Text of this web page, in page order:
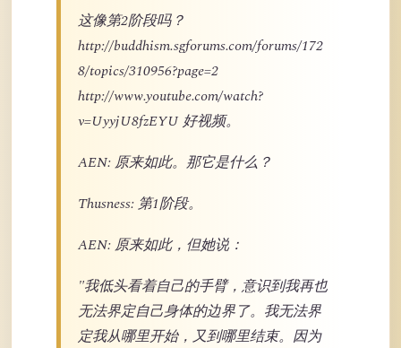
这像第2阶段吗？
http://buddhism.sgforums.com/forums/172
8/topics/310956?page=2
http://www.youtube.com/watch?
v=UyyjU8fzEYU 好视频。
AEN: 原来如此。那它是什么？
Thusness: 第1阶段。
AEN: 原来如此，但她说：
"我低头看着自己的手臂，意识到我再也
无法界定自己身体的边界了。我无法界
定我从哪里开始，又到哪里结束。因为